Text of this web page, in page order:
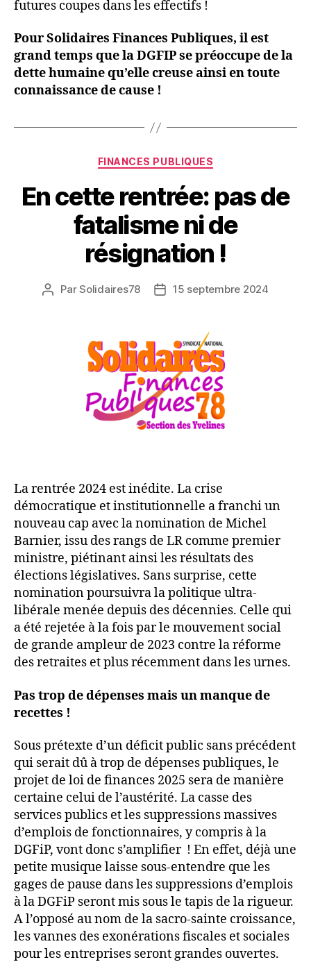
futures coupes dans les effectifs !
Pour Solidaires Finances Publiques, il est
grand temps que la DGFIP se préoccupe de la
dette humaine qu’elle creuse ainsi en toute
connaissance de cause !
Catégories
FINANCES PUBLIQUES
En cette rentrée: pas de
fatalisme ni de
résignation !
Auteur
ParSolidaires78
Date15 septembre 2024
La rentrée 2024 est inédite. La crise
démocratique et institutionnelle a franchi un
nouveau cap avec la nomination de Michel
Barnier, issu des rangs de LR comme premier
ministre, piétinant ainsi les résultats des
élections législatives. Sans surprise, cette
nomination poursuivra la politique ultra-
libérale menée depuis des décennies. Celle qui
a été rejetée à la fois par le mouvement social
de grande ampleur de 2023 contre la réforme
des retraites et plus récemment dans les urnes.
Pas trop de dépenses mais un manque de
recettes !
Sous prétexte d’un déficit public sans précédent
qui serait dû à trop de dépenses publiques, le
projet de loi de finances 2025 sera de manière
certaine celui de l’austérité. La casse des
services publics et les suppressions massives
d’emplois de fonctionnaires, y compris à la
DGFiP, vont donc s’amplifier ! En effet, déjà une
petite musique laisse sous-entendre que les
gages de pause dans les suppressions d’emplois
à la DGFiP seront mis sous le tapis de la rigueur.
A l’opposé au nom de la sacro-sainte croissance,
les vannes des exonérations fiscales et sociales
pour les entreprises seront grandes ouvertes.